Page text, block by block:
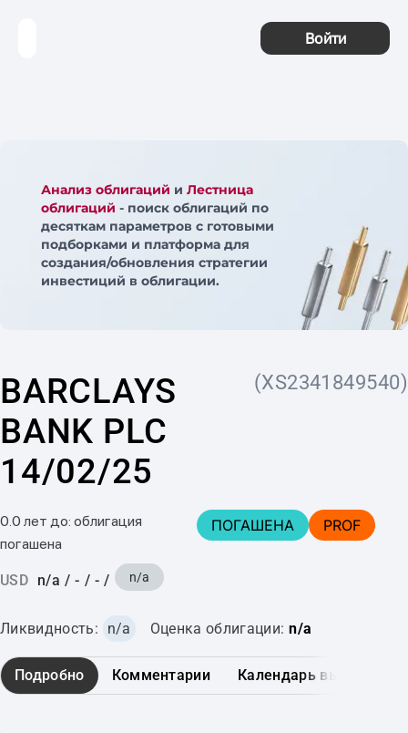
Войти
Анализ облигаций и Лестница
облигаций - поиск облигаций по
десяткам параметров с готовыми
подборками и платформа для
создания/обновления стратегии
инвестиций в облигации.
BARCLAYS
BANK PLC
14/02/25
(XS2341849540)
0.0 лет до: облигация
погашена
ПОГАШЕНА PROF
USD n/a / - / - / n/a
Ликвидность: n/a Оценка облигации: n/a
Подробно Комментарии Календарь выплат